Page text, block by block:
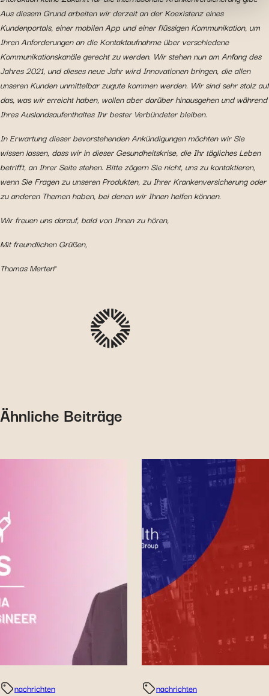
indem Sie Ihre Funktionen anpassen und sich an Ihre
Entscheidungen erinnern. Das Publikum zu messen,
indem wir die Anzahl der Besucher verfolgen und
verstehen, wie Sie auf unsere Website gelangen.
Personalisierte Angebote und Dienstleistungen
bereitstellen und deren Leistung verfolgen. Informationen
mit den verwendeten sozialen Netzwerken zu teilen und
Ihnen die Möglichkeit zu geben, Inhalte anzuzeigen, die
Aus diesem Grund arbeiten wir derzeit an der Koexistenz eines
Kundenportals, einer mobilen App und einer flüssigen Kommunikation, um
Ihren Anforderungen an die Kontaktaufnahme über verschiedene
Kommunikationskanäle gerecht zu werden. Wir stehen nun am Anfang des
Jahres 2021, und dieses neue Jahr wird Innovationen bringen, die allen
unseren Kunden unmittelbar zugute kommen werden. Wir sind sehr stolz auf
das, was wir erreicht haben, wollen aber darüber hinausgehen und während
Ihres Auslandsaufenthaltes Ihr bester Verbündeter bleiben.
In Erwartung dieser bevorstehenden Ankündigungen möchten wir Sie
wissen lassen, dass wir in dieser Gesundheitskrise, die Ihr tägliches Leben
betrifft, an Ihrer Seite stehen. Bitte zögern Sie nicht, uns zu kontaktieren,
wenn Sie Fragen zu unseren Produkten, zu Ihrer Krankenversicherung oder
zu anderen Themen haben, bei denen wir Ihnen helfen können.
Wir freuen uns darauf, bald von Ihnen zu hören,
Mit freundlichen Grüßen,
Thomas Merten“
Ähnliche Beiträge
nachrichten nachrichten